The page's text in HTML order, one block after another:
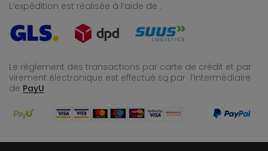
L’expédition est réalisée à l’aide de :
Le règlement des transactions par carte de crédit et par
virement électronique est effectué są par l’intermédiaire
de PayU